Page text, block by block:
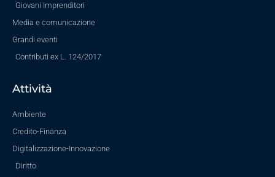
Giovani Imprenditori
Media e comunicazione
Grandi eventi
Contributi ex L. 124/2017
Attività
Ambiente
Credito-Finanza
Digitalizzazione-Innovazione
Diritto